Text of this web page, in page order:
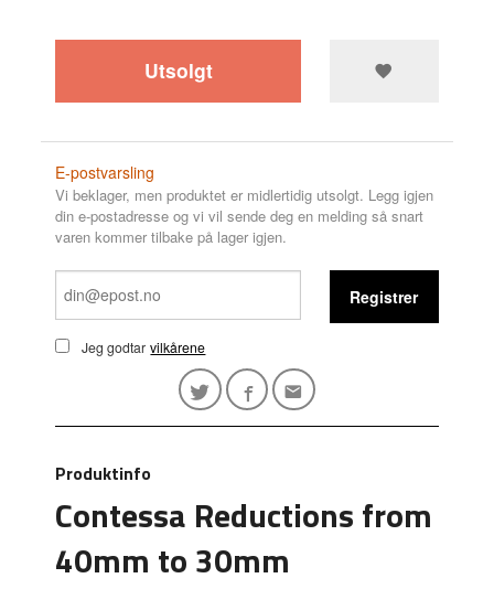
Utsolgt
E-postvarsling
Vi beklager, men produktet er midlertidig utsolgt. Legg igjen
din e-postadresse og vi vil sende deg en melding så snart
varen kommer tilbake på lager igjen.
Jeg godtar vilkårene
Registrer
Produktinfo
Contessa Reductions from
40mm to 30mm